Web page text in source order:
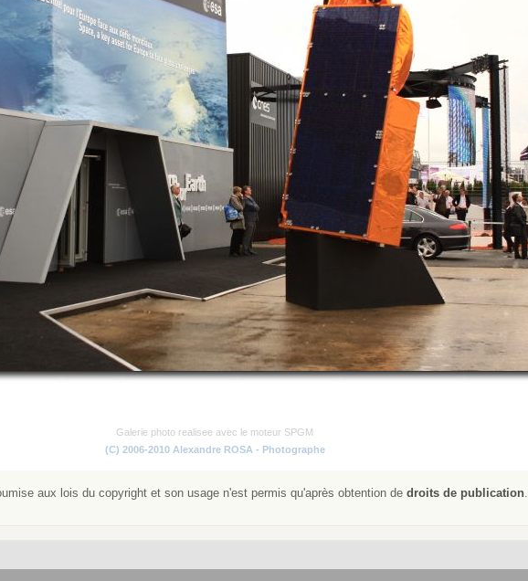
Galerie photo realisee avec le moteur SPGM
(C) 2006-2010 Alexandre ROSA - Photographe
aux lois du copyright et son usage n'est permis qu'après obtention de droits de publication.